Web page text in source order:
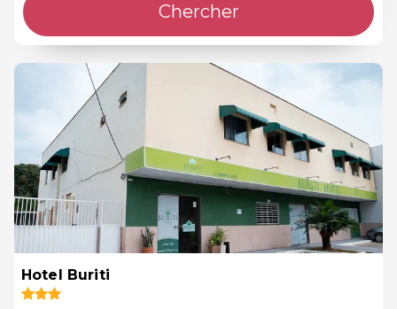
Chercher
Hotel Buriti